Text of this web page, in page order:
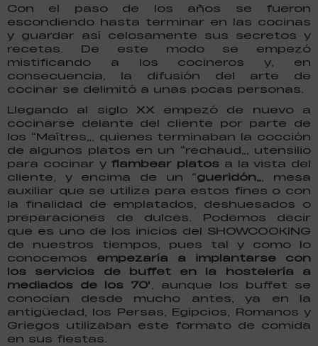
Con el paso de los años se fueron
escondiendo hasta terminar en las cocinas
y guardar así celosamente sus secretos y
recetas. De este modo se empezó
mistificando a los cocineros y, en
consecuencia, la difusión del arte de
cocinar se delimitó a unas pocas personas.
Llegando al siglo XX empezó de nuevo a
cocinarse delante del cliente por parte de
los “Maîtres”, quienes terminaban la cocción
de algunos platos en un “rechaud”, utensilio
para cocinar y flambear platos a la vista del
cliente, y encima de un “gueridón”, mesa
auxiliar que se utiliza para estos fines o con
la finalidad de emplatados, deshuesados o
preparaciones de dulces. Podemos decir
que es uno de los inicios del SHOWCOOKING
de nuestros tiempos, pues tal y como lo
conocemos empezaría a implantarse con
los servicios de buffet en la hostelería a
mediados de los 70′, aunque los buffet se
conocían desde mucho antes, ya en la
antigüedad, los Persas, Egipcios, Romanos y
Griegos utilizaban este formato de comida
en sus fiestas.